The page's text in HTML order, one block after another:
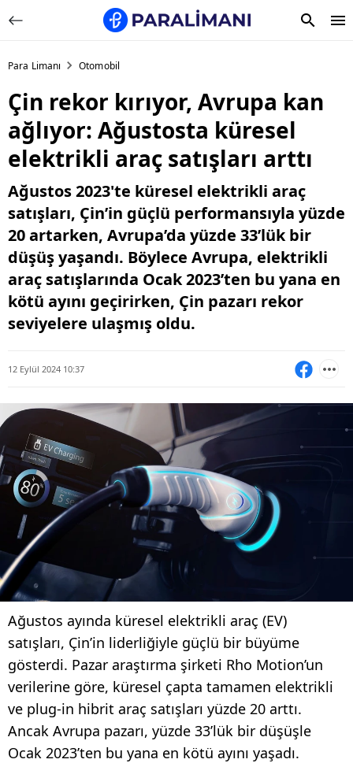
Para Limanı Otomobil
Çin rekor kırıyor, Avrupa kan
ağlıyor: Ağustosta küresel
elektrikli araç satışları arttı
Ağustos 2023'te küresel elektrikli araç
satışları, Çin’in güçlü performansıyla yüzde
20 artarken, Avrupa’da yüzde 33’lük bir
düşüş yaşandı. Böylece Avrupa, elektrikli
araç satışlarında Ocak 2023’ten bu yana en
kötü ayını geçirirken, Çin pazarı rekor
seviyelere ulaşmış oldu.
12 Eylül 2024 10:37
Ağustos ayında küresel elektrikli araç (EV)
satışları, Çin’in liderliğiyle güçlü bir büyüme
gösterdi. Pazar araştırma şirketi Rho Motion’un
verilerine göre, küresel çapta tamamen elektrikli
ve plug-in hibrit araç satışları yüzde 20 arttı.
Ancak Avrupa pazarı, yüzde 33’lük bir düşüşle
Ocak 2023’ten bu yana en kötü ayını yaşadı.